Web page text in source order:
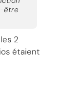
être
2
étaient